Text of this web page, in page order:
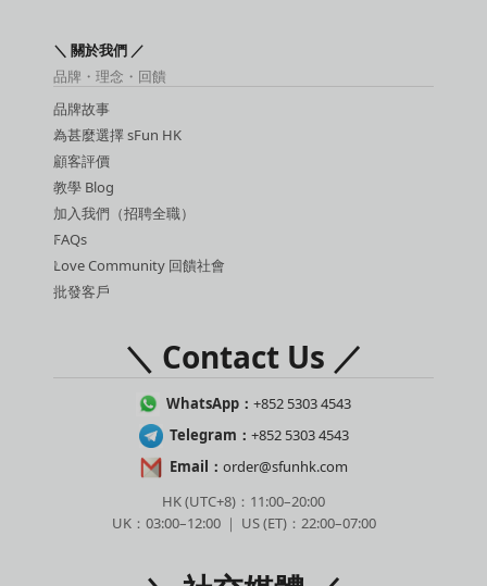
＼ 關於我們 ／
品牌・理念・回饋
品牌故事
為甚麼選擇 sFun HK
顧客評價
教學 Blog
加入我們（招聘全職）
FAQs
Love Community 回饋社會
批發客戶
＼ Contact Us ／
WhatsApp： +852 5303 4543
Telegram： +852 5303 4543
Email： order@sfunhk.com
HK (UTC+8)：11:00–20:00
UK：03:00–12:00 ｜ US (ET)：22:00–07:00